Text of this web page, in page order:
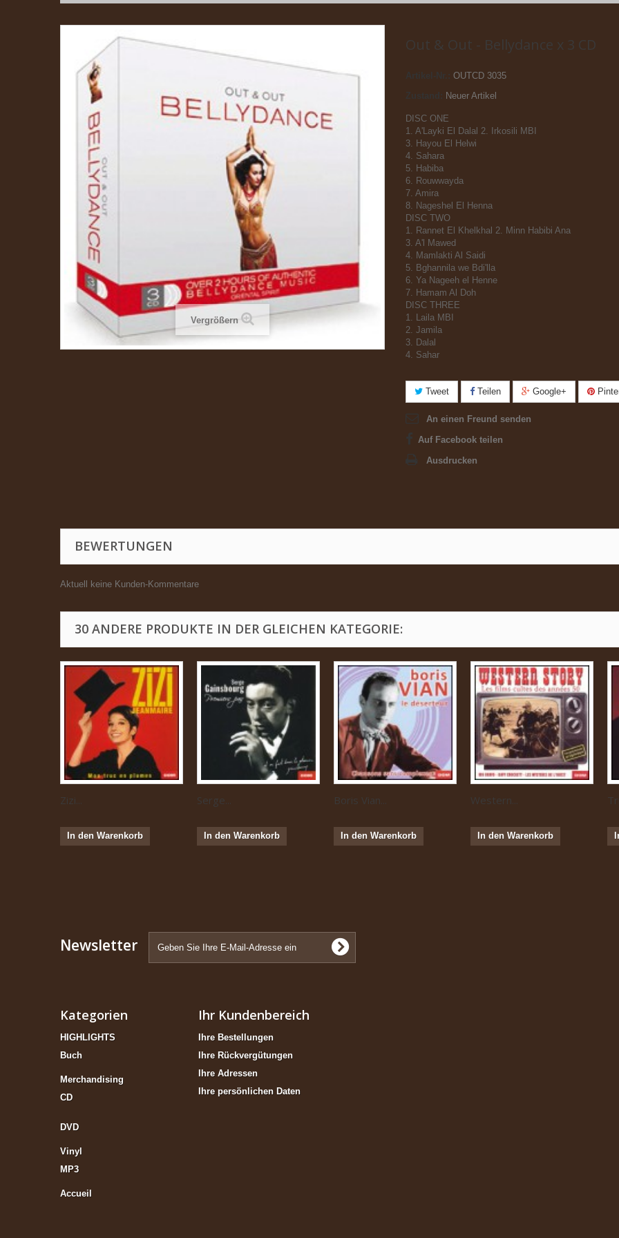
Vergrößern
Out & Out - Bellydance x 3 CD
Artikel-Nr.:
OUTCD 3035
Zustand:
Neuer Artikel
DISC ONE
1. A'Layki El Dalal 2. Irkosili MBI
3. Hayou El Helwi
4. Sahara
5. Habiba
6. Rouwwayda
7. Amira
8. Nageshel El Henna
DISC TWO
1. Rannet El Khelkhal 2. Minn Habibi Ana
3. A'l Mawed
4. Mamlakti Al Saidi
5. Bghannila we Bdi'lla
6. Ya Nageeh el Henne
7. Hamam Al Doh
DISC THREE
1. Laila MBI
2. Jamila
3. Dalal
4. Sahar
Tweet Teilen Google+
An einen Freund senden
Auf Facebook teilen
Ausdrucken
BEWERTUNGEN
Aktuell keine Kunden-Kommentare
30 ANDERE PRODUKTE IN DER GLEICHEN KATEGORIE:
Zizi...
In den Warenkorb
Serge...
In den Warenkorb
Boris Vian...
In den Warenkorb
Western...
In den Warenkorb
Newsletter
Kategorien
HIGHLIGHTS
Buch
Merchandising
CD
DVD
Vinyl
MP3
Accueil
Ihr Kundenbereich
Ihre Bestellungen
Ihre Rückvergütungen
Ihre Adressen
Ihre persönlichen Daten